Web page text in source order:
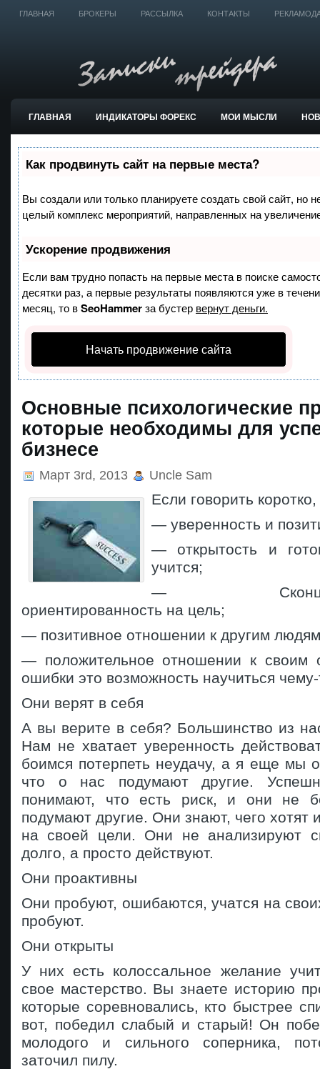
ГЛАВНАЯ БРОКЕРЫ РАССЫЛКА КОНТАКТЫ
ГЛАВНАЯ ИНДИКАТОРЫ ФОРЕКС МОИ МЫСЛИ
ТОРГОВЫЕ СИСТЕМЫ
Как продвинуть сайт на первые места?
Вы создали или только планируете создать свой сайт, но
целый комплекс мероприятий, направленных на
Ускорение продвижения
Если вам трудно попасть на первые места в поиске
десятки раз, а первые результаты появляются уже в
месяц, то вSeoHammerза бустер вернут деньги.
Начать продвижение сайта
Основные психологические
которые необходимы для
бизнесе
Март 3rd, 2013 Uncle Sam
Если говорить
— уверенность и
— открытость и
учится;
—
ориентированность на цель;
— позитивное отношении к другим
— положительное отношении к своим
ошибки это возможность научиться
Они верят в себя
А вы верите в себя? Большинство из
Нам не хватает уверенность
боимся потерпеть неудачу, а я еще мы
что о нас подумают другие.
понимают, что есть риск, и они не
подумают другие. Они знают, чего хотят
на своей цели. Они не анализируют
долго, а просто действуют.
Они проактивны
Они пробуют, ошибаются, учатся на
пробуют.
Они открыты
У них есть колоссальное желание
свое мастерство. Вы знаете историю
которые соревновались, кто быстрее
вот, победил слабый и старый! Он
молодого и сильного соперника,
заточил пилу.